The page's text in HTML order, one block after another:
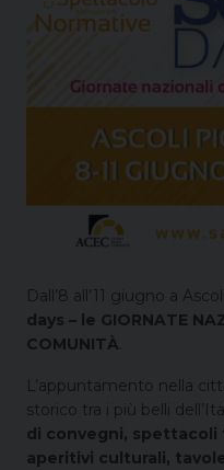
Dall’8 all’11 giugno a
days – le GIORNATE
COMUNITÀ
L’appuntamento nella
storico tra i più belli
di convegni,
aperitivi culturali,